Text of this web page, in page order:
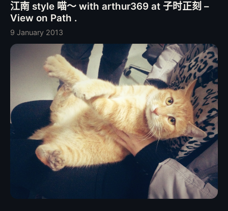
全没有问题。是否真降低安全性纯属是个人观点了。 开源地
址： https://github.com/Leask/AliPei 插件下载地址：
https://github.com/Leask/AliPei/blob/master/
江南 style 喵〜 with arthur369 at 子时正刻 –
View on Path .
9 January 2013